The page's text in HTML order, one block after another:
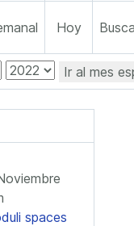
Hoy
Ir al mes
spaces